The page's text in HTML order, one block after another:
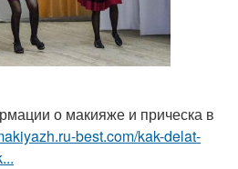
о макияже и прическа в
best.com/kak-delat-